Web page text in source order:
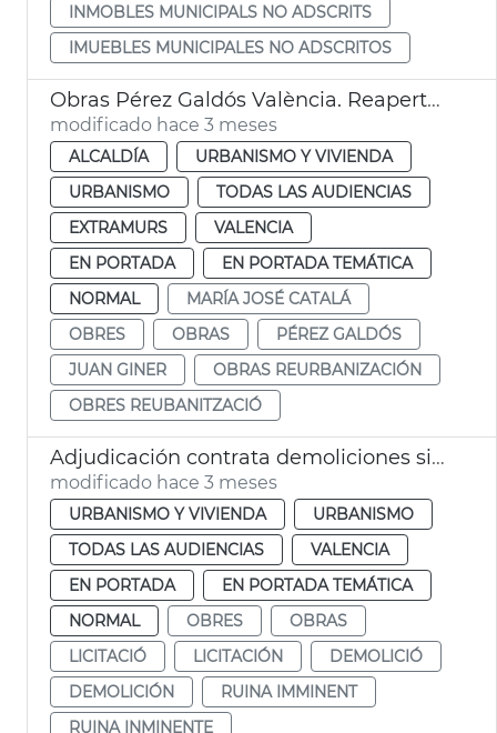
INMOBLES MUNICIPALS NO ADSCRITS
IMUEBLES MUNICIPALES NO ADSCRITOS
Obras Pérez Galdós València. Reapertura
modificado hace 3 meses
ALCALDÍA
URBANISMO Y VIVIENDA
URBANISMO
TODAS LAS AUDIENCIAS
EXTRAMURS
VALENCIA
EN PORTADA
EN PORTADA TEMÁTICA
NORMAL
MARÍA JOSÉ CATALÁ
OBRES
OBRAS
PÉREZ GALDÓS
JUAN GINER
OBRAS REURBANIZACIÓN
OBRES REUBANITZACIÓ
Adjudicación contrata demoliciones situaciones ruina inminente València
modificado hace 3 meses
URBANISMO Y VIVIENDA
URBANISMO
TODAS LAS AUDIENCIAS
VALENCIA
EN PORTADA
EN PORTADA TEMÁTICA
NORMAL
OBRES
OBRAS
LICITACIÓ
LICITACIÓN
DEMOLICIÓ
DEMOLICIÓN
RUINA IMMINENT
RUINA INMINENTE